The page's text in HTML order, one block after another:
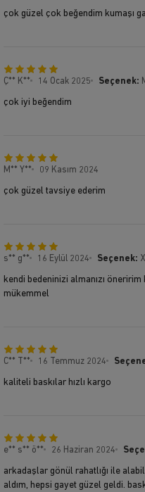
çok güzel çok beğendim kumaşı
Ç** K** 14 Ocak 2025 Seçenek:
çok iyi beğendim
M** Y** 09 Kasım 2024
çok güzel tavsiye ederim
s** g** 16 Eylül 2024 Seçenek:
kendi bedeninizi almanızı
mükemmel
C** T** 16 Temmuz 2024
kaliteli baskılar hızlı kargo
e** s** ö** 26 Haziran 2024
arkadaşlar gönül rahatlığı ile
aldım, hepsi gayet güzel geldi.